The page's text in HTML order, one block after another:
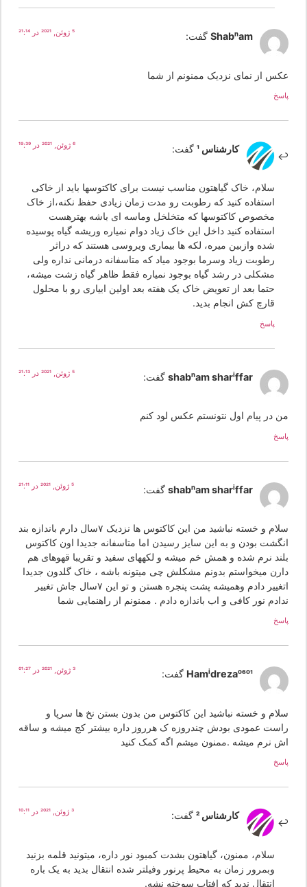
Shabnam گفت:
از نمای نزدیک ممنونم از شما
کارشناس 1 گفت:
سلام، خاک گیاهتون مناسب نیست برای کاکتوسها باید از خاکی
استفاده کنید که رطوبت رو مدت زمان زیادی حفظ نکنه،از خاک
مخصوص کاکتوسها که متخلخل وماسه ای باشه بهترهست
استفاده کنید داخل این خاک زیاد دوام نمیاره وریشه گیاه پوسیده
شده وازبین میره، لکه ها بیماری ویروسی هستند که دراثر
رطوبت زیاد وسرما بوجود میاد که متاسفانه درمانی نداره ولی
مشکلی در رشد گیاه بوجود نمیاره فقط ظاهر گیاه زشت میشه،
حتما بعد از تعویض خاک یک هفته بعد اولین ابیاری رو با محلول
قارچ کش انجام بدید.
shabnam shariffar گفت:
در پیام اول نتونستم عکس لود کنم
shabnam shariffar گفت:
سلام و خسته نباشید من این کاکتوس ها نزدیک ۷سال دارم باندازه بند
بودن و به این سایز رسیدن اما متاسفانه جدیدا اون کاکتوس
نرم شده و همش خم میشه و لکههای سفید و تقریبا قهوهای هم
میخواستم بدونم مشکلش چی میتونه باشه ، خاک گلدون جدیدا
اتغییر دادم وهمیشه پشت پنجره هستن و تو این ۷سال جاش تغییر
نور کافی و اب باندازه دادم . ممنونم از راهنمایی شما
Hamidreza0601 گفت:
و خسته نباشید این کاکتوس من بدون بستن نخ ها سرپا و
عمودی بودش چندروزه ک هرروز داره بیشتر کج میشه و ساقه
نرم میشه .ممنون میشم اگه کمک کنید
کارشناس 2 گفت:
سلام، ممنون، گیاهتون بشدت کمبود نور داره، میتونید قلمه بزنید
وبمرور زمان به محیط پرنور وفیلتر شده انتقال بدید به یک باره
انتقال ندید که افتاب سوخته نشه.